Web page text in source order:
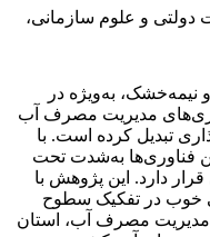
دولتی و علوم سازمانی،
به‌ویژه در
مدیریت مصرف آب
تبدیل کرده است. با
فناوری‌ها به‌شدت تحت
دارد. این پژوهش با
خوب در تفکیک سطوح
مدیریت مصرف آب، استان